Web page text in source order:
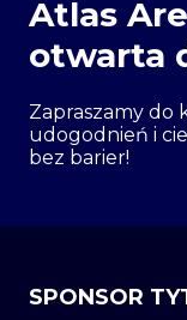
Atlas
otwarta
Zapraszamy do
udogodnień i
bez barier!
SPONSOR